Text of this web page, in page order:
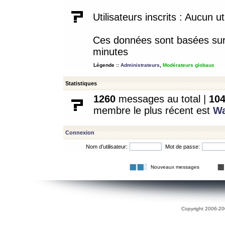
Utilisateurs inscrits : Aucun
Ces données sont basées
minutes
Légende :: Administrateurs Modérateurs globaux
Statistiques
1260 messages au total | 104
membre le plus récent est
Connexion
Nom d’utilisateur: Mot de passe:
Nouveaux messages
Copyright 2006-